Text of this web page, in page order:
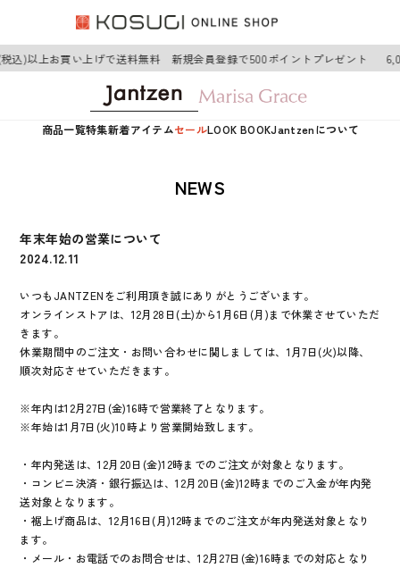
込)以上お買い上げで送料無料 新規会員登録で500ポイントプレゼント
商品一覧特集新着アイテムセールLOOK BOOKJantzenについて
NEWS
年末年始の営業について
2024.12.11
いつもJANTZENをご利用頂き誠にありがとうございます。
オンラインストアは、 12月28日(土)から1月6日(月)まで休業させていただ
きます。
休業期間中のご注文・お問い合わせに関しましては、 1月7日(火)以降、
順次対応させていただきます。
※年内は12月27日(金)16時で営業終了となります。
※年始は1月7日(火)10時より営業開始致します。
・年内発送は、12月20日(金)12時までのご注文が対象となります。
・コンビニ決済・銀行振込は、12月20日(金)12時までのご入金が年内発
送対象となります。
・裾上げ商品は、12月16日(月)12時までのご注文が年内発送対象となり
ます。
・メール・お電話でのお問合せは、12月27日(金)16時までの対応となり